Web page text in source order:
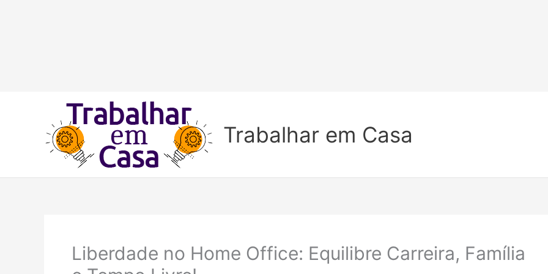
Trabalhar em Casa
Liberdade no Home Office: Equilibre Carreira, Família